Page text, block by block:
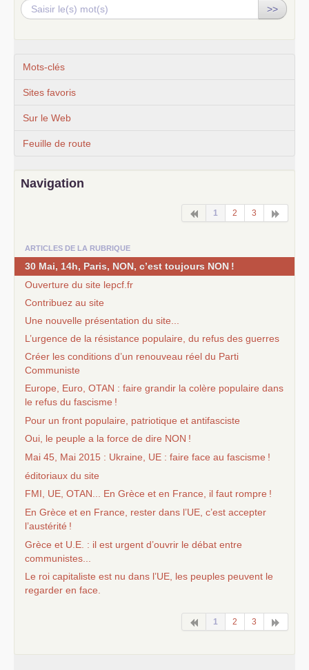
>>
Mots-clés
Sites favoris
Sur le Web
Feuille de route
Navigation
1 2 3
ARTICLES DE LA RUBRIQUE
30 Mai, 14h, Paris, NON, c’est toujours NON !
Ouverture du site lepcf.fr
Contribuez au site
Une nouvelle présentation du site...
L’urgence de la résistance populaire, du refus des guerres
Créer les conditions d’un renouveau réel du Parti
Communiste
Europe, Euro, OTAN : faire grandir la colère populaire dans
le refus du fascisme !
Pour un front populaire, patriotique et antifasciste
Oui, le peuple a la force de dire NON !
Mai 45, Mai 2015 : Ukraine, UE : faire face au fascisme !
éditoriaux du site
FMI
UE OTAN ... En Grèce et en France, il faut rompre !
En Grèce et en France, rester dans l’UE , c’est accepter
l’austérité !
Grèce et U.E. : il est urgent d’ouvrir le débat entre
communistes...
Le roi capitaliste est nu dans l’UE , les peuples peuvent le
regarder en face.
1 2 3